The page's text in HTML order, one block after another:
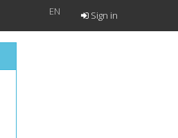
EN Sign in